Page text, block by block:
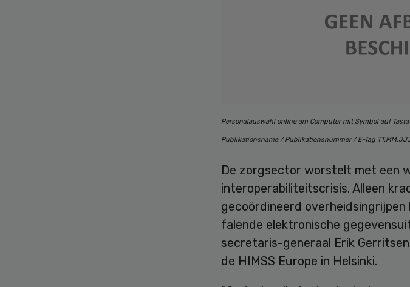
Personalauswahl online am Computer mit Symbol auf
Publikationsname / Publikationsnummer / E-Tag
De zorgsector worstelt met een
interoperabiliteitscrisis. Alleen
gecoördineerd overheidsingrijpen
falende elektronische
secretaris-generaal Erik
de HIMSS Europe in Helsinki.